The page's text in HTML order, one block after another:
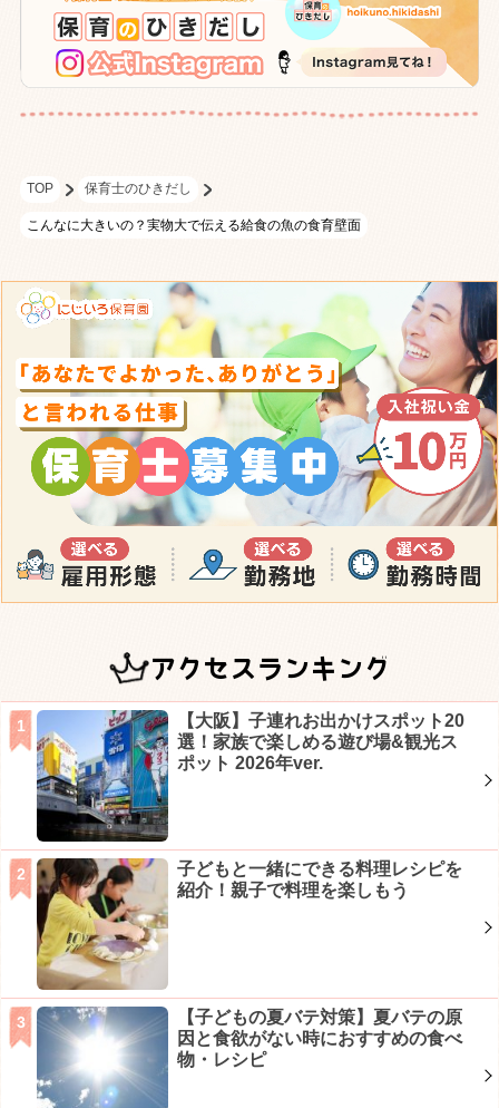
TOP 保育士のひきだし
こんなに大きいの？実物大で伝える給食の魚の食育壁面
アクセスランキング
【大阪】子連れお出かけスポット20
選！家族で楽しめる遊び場&観光ス
ポット 2026年ver.
子どもと一緒にできる料理レシピを
紹介！親子で料理を楽しもう
【子どもの夏バテ対策】夏バテの原
因と食欲がない時におすすめの食べ
物・レシピ